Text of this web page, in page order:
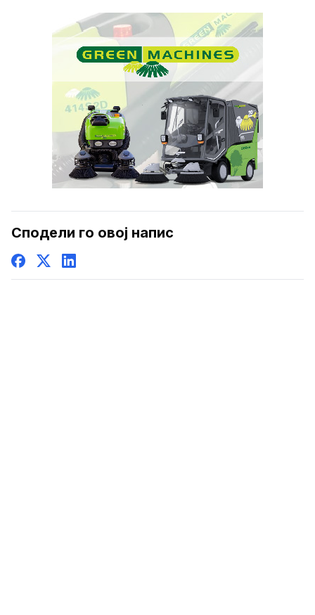
Сподели го овој напис